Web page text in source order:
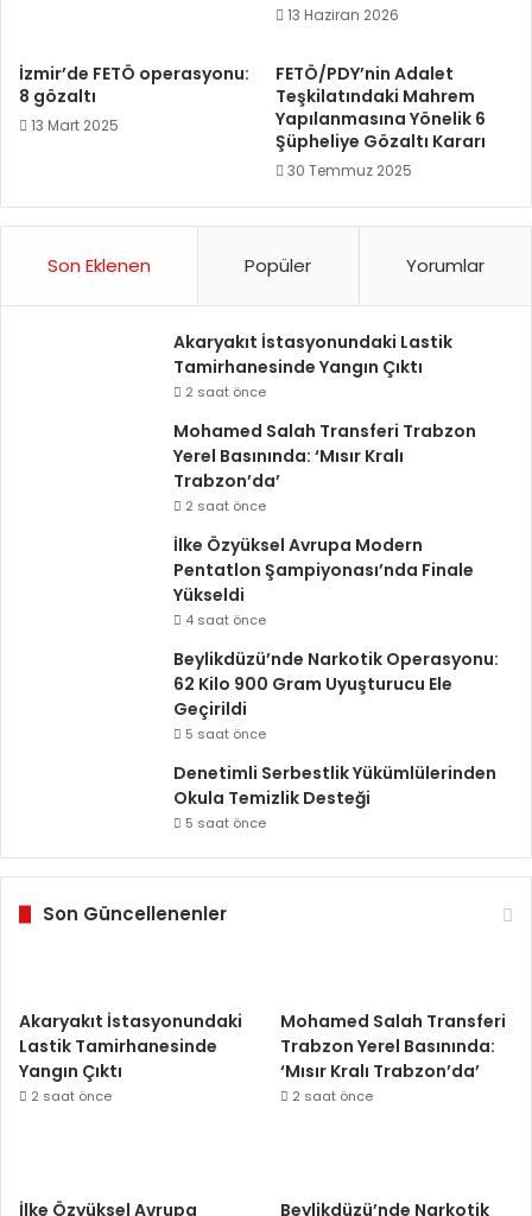
13 Haziran 2026
İzmir’de FETÖ operasyonu:
8 gözaltı
13 Mart 2025
FETÖ/PDY’nin Adalet
Teşkilatındaki Mahrem
Yapılanmasına Yönelik 6
Şüpheliye Gözaltı Kararı
30 Temmuz 2025
Son Eklenen Popüler Yorumlar
Akaryakıt İstasyonundaki Lastik
Tamirhanesinde Yangın Çıktı
2 saat önce
Mohamed Salah Transferi Trabzon
Yerel Basınında: ‘Mısır Kralı
Trabzon’da’
2 saat önce
İlke Özyüksel Avrupa Modern
Pentatlon Şampiyonası’nda Finale
Yükseldi
4 saat önce
Beylikdüzü’nde Narkotik Operasyonu:
62 Kilo 900 Gram Uyuşturucu Ele
Geçirildi
5 saat önce
Denetimli Serbestlik Yükümlülerinden
Okula Temizlik Desteği
5 saat önce
Son Güncellenenler
Akaryakıt İstasyonundaki
Lastik Tamirhanesinde
Yangın Çıktı
2 saat önce
Mohamed Salah Transferi
Trabzon Yerel Basınında:
‘Mısır Kralı Trabzon’da’
2 saat önce
İlke Özyüksel Avrupa Beylikdüzü’nde Narkotik